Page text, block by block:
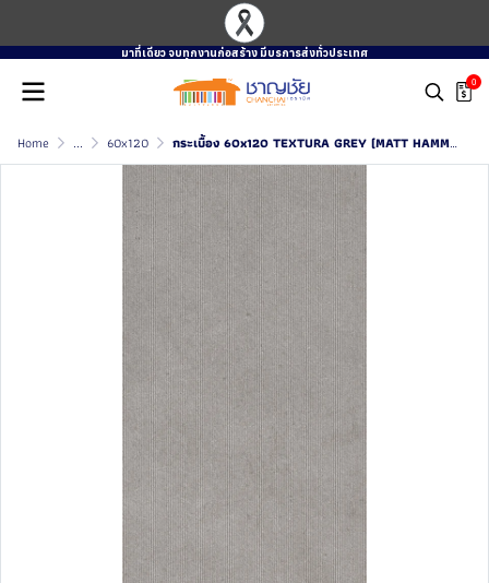
มาที่เดียว จบทุกงานก่อสร้าง มีบรการส่งทั่วประเทศ
0
Home ... 60x120 กระเบื้อง 60x120 TEXTURA GREY (MATT HAMMER)